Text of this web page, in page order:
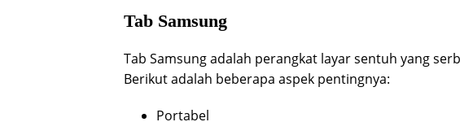
Tab Samsung
Tab Samsung adalah perangkat layar sentuh yang
Berikut adalah beberapa aspek pentingnya:
Portabel